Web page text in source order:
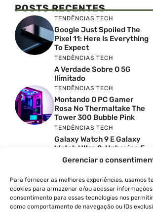
Gerenciar o
Para fornecer as melhores experiências, usamos
cookies para armazenar e/ou acessar
consentimento para essas tecnologias nos
como comportamento de navegação ou IDs
POSTS RECENTES
TENDÊNCIAS TECH
Google Just Spoiled The
Pixel 11: Here Is Everything
To Expect
TENDÊNCIAS TECH
A Verdade Sobre O 5G
Ilimitado
TENDÊNCIAS TECH
Montando O PC Gamer
Rosa No Thermaltake The
Tower 300 Bubble Pink
TENDÊNCIAS TECH
Galaxy Watch 9 E Galaxy
Watch Ultra 2: Unboxing E
Preço No Brasil
Reviews Do YouTube Sao
Confiaveis? A Verdade Nao
E Tao Simples
TENDÊNCIAS TECH